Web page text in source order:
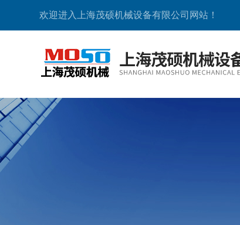
欢迎进入上海茂硕机械设备有限公司网站！